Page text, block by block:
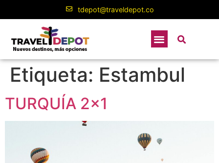
tdepot@traveldepot.co
Etiqueta: Estambul
TURQUÍA 2×1